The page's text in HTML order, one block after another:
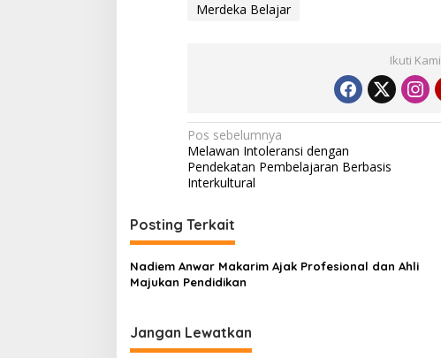
Merdeka Belajar
Ikuti Kami
Navigasi
pos
Pos sebelumnya
Melawan Intoleransi dengan
Pendekatan Pembelajaran Berbasis
Interkultural
Posting Terkait
Nadiem Anwar Makarim Ajak Profesional dan Ahli
Majukan Pendidikan
Jangan Lewatkan